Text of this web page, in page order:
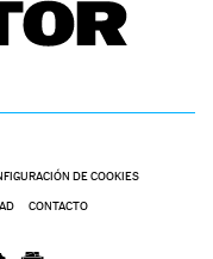
DE COOKIES
CONTACTO